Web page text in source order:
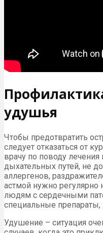
удушья
Чтобы предотвратить
следует отказаться от
врачу по поводу
дыхательных путей, не
аллергенов,
астмой нужно регулярно
людям с сердечными
специальные
Удушение – ситуация